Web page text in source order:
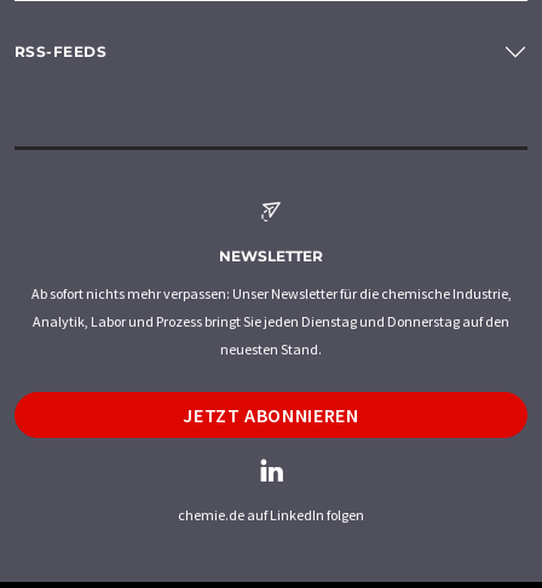
RSS-FEEDS
NEWSLETTER
Ab sofort nichts mehr verpassen: Unser Newsletter für die chemische Industrie,
Analytik, Labor und Prozess bringt Sie jeden Dienstag und Donnerstag auf den
neuesten Stand.
JETZT ABONNIEREN
chemie.de auf LinkedIn folgen